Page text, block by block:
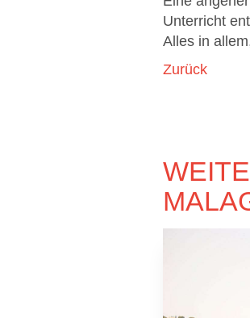
Unterricht
Alles in
Zurück